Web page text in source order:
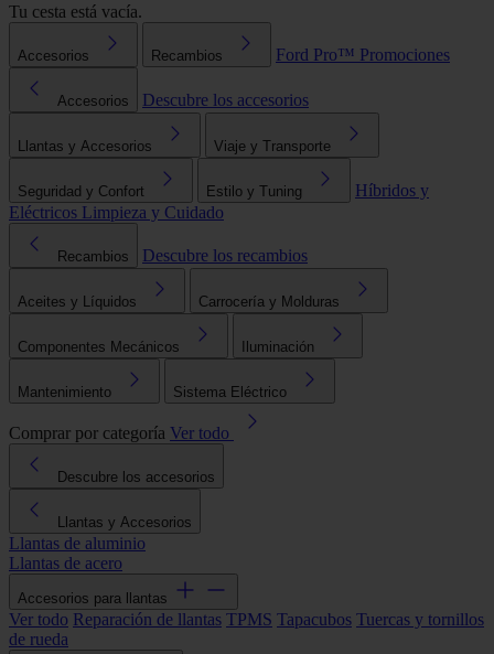
Tu cesta está vacía.
Accesorios Recambios Ford Pro™ Promociones
Accesorios Descubre los accesorios
Llantas y Accesorios Viaje y Transporte
Seguridad y Confort Estilo y Tuning
Híbridos y
Eléctricos Limpieza y Cuidado
Recambios Descubre los recambios
Aceites y Líquidos Carrocería y Molduras
Componentes Mecánicos Iluminación
Mantenimiento Sistema Eléctrico
Comprar por categoría Ver todo
Descubre los accesorios
Llantas y Accesorios
Llantas de aluminio
Llantas de acero
Accesorios para llantas
Ver todo Reparación de llantas TPMS Tapacubos Tuercas y tornillos
de rueda